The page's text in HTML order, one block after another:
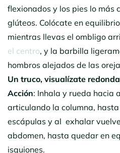
flexionados y los pies lo más
glúteos. Colócate en
mientras llevas el ombligo
el centro, y la barbilla
hombros alejados de las
Un truco, visualízate
Acción: Inhala y rueda hacia
articulando la columna,
escápulas y al exhalar
abdomen, hasta quedar en
isquiones.